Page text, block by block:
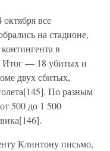
все
на стадионе,
в
Итог — 18 убитых и
двух сбитых,
По разным
500 до 1 500
Клинтону письмо,